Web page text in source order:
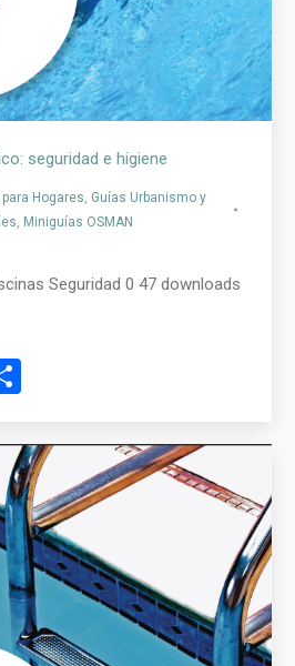
seguridad e higiene
Hogares, Guías Urbanismo y
, Miniguías OSMAN
Seguridad 0 47 downloads